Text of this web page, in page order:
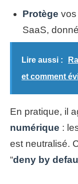
Protège
SaaS,
Lire aussi :
et comment
En pratique, il
numérique :
est neutralisé.
“deny by